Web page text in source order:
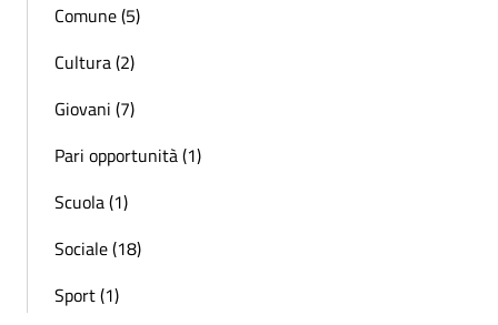
Comune (5)
Cultura (2)
Giovani (7)
Pari opportunità (1)
Scuola (1)
Sociale (18)
Sport (1)